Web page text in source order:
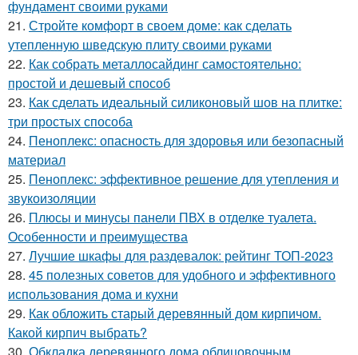
фундамент своими руками
21. Стройте комфорт в своем доме: как сделать
утепленную шведскую плиту своими руками
22. Как собрать металлосайдинг самостоятельно:
простой и дешевый способ
23. Как сделать идеальный силиконовый шов на плитке:
три простых способа
24. Пеноплекс: опасность для здоровья или безопасный
материал
25. Пеноплекс: эффективное решение для утепления и
звукоизоляции
26. Плюсы и минусы панели ПВХ в отделке туалета.
Особенности и преимущества
27. Лучшие шкафы для раздевалок: рейтинг ТОП-2023
28. 45 полезных советов для удобного и эффективного
использования дома и кухни
29. Как обложить старый деревянный дом кирпичом.
Какой кирпич выбрать?